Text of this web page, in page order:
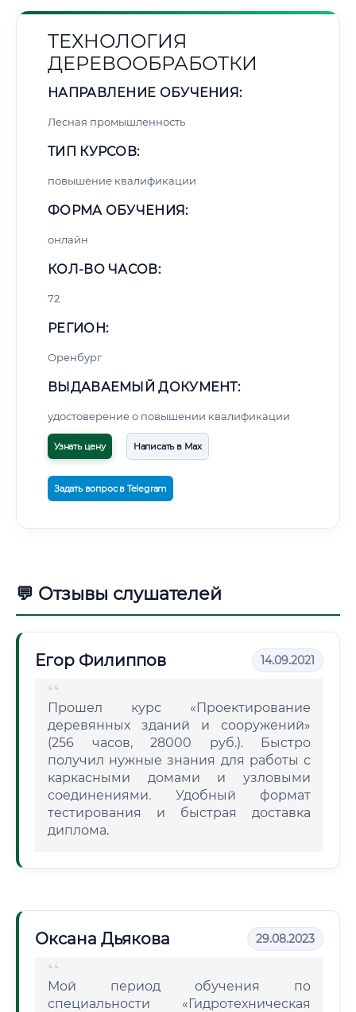
ТЕХНОЛОГИЯ
ДЕРЕВООБРАБОТКИ
НАПРАВЛЕНИЕ ОБУЧЕНИЯ:
Лесная промышленность
ТИП КУРСОВ:
повышение квалификации
ФОРМА ОБУЧЕНИЯ:
онлайн
КОЛ-ВО ЧАСОВ:
72
РЕГИОН:
Оренбург
ВЫДАВАЕМЫЙ ДОКУМЕНТ:
удостоверение о повышении квалификации
Узнать цену Написать в Max
Задать вопрос в Telegram
💬 Отзывы слушателей
Егор Филиппов 14.09.2021
Прошел курс «Проектирование
деревянных зданий и сооружений»
(256 часов, 28000 руб.). Быстро
получил нужные знания для работы с
каркасными домами и узловыми
соединениями. Удобный формат
тестирования и быстрая доставка
диплома.
Оксана Дьякова 29.08.2023
Мой период обучения по
специальности «Гидротехническая